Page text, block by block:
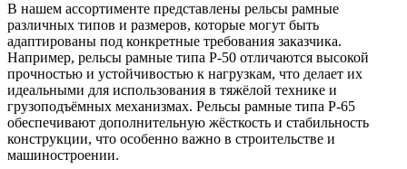
В нашем ассортименте представлены рельсы рамные
различных типов и размеров, которые могут быть
адаптированы под конкретные требования заказчика.
Например, рельсы рамные типа Р-50 отличаются высокой
прочностью и устойчивостью к нагрузкам, что делает их
идеальными для использования в тяжёлой технике и
грузоподъёмных механизмах. Рельсы рамные типа Р-65
обеспечивают дополнительную жёсткость и стабильность
конструкции, что особенно важно в строительстве и
машиностроении.